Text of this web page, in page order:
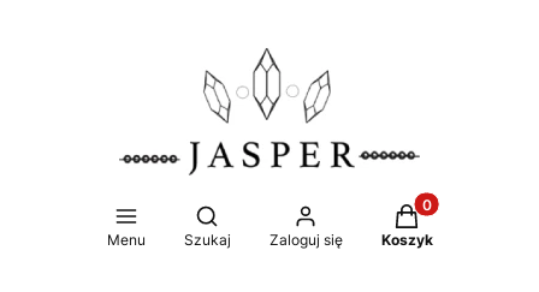
Menu
Otwórz wyszukiwarkę
Szukaj Zaloguj się
Produkty w
Koszyk